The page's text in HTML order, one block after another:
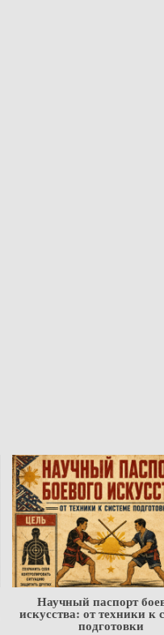
Научный паспорт
искусства: от техники к
подготовки